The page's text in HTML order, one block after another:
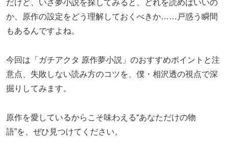
だけど、いざ夢小説を探してみると、どれを読めばいいの
か、原作の設定をどう理解しておくべきか……戸惑う瞬間
もあるんですよね。
今回は「ガチアクタ 原作夢小説」のおすすめポイントと注
意点、失敗しない読み方のコツを、僕・相沢透の視点で深
掘りしてみます。
原作を愛しているからこそ味わえる“あなただけの物
語”を、ぜひ見つけてください。